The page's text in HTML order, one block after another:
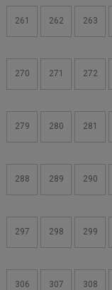
261 262 263
270 271 272
279 280 281
288 289 290
297 298 299
306 307 308